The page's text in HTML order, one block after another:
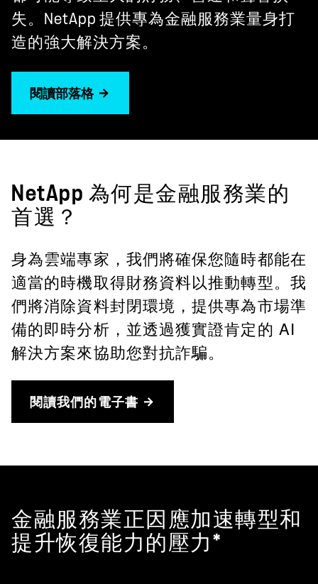
失。NetApp 提供專為金融服務業量身打
造的強大解決方案。
閱讀部落格
NetApp 為何是金融服務業的
首選？
身為雲端專家，我們將確保您隨時都能在
適當的時機取得財務資料以推動轉型。我
們將消除資料封閉環境，提供專為市場準
備的即時分析，並透過獲實證肯定的 AI
解決方案來協助您對抗詐騙。
閱讀我們的電子書
金融服務業正因應加速轉型和
提升恢復能力的壓力*